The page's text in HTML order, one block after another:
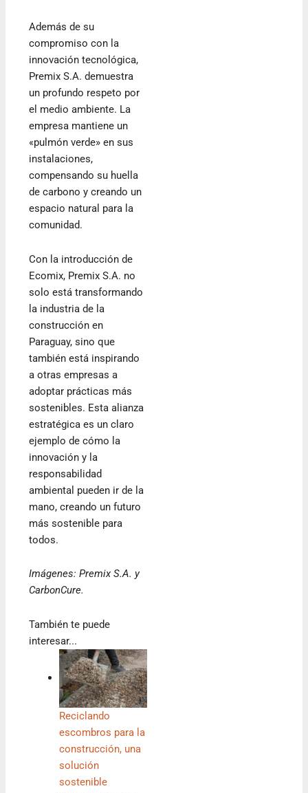
Además de su
compromiso con la
innovación tecnológica,
Premix S.A. demuestra
un profundo respeto por
el medio ambiente. La
empresa mantiene un
«pulmón verde» en sus
instalaciones,
compensando su huella
de carbono y creando un
espacio natural para la
comunidad.
Con la introducción de
Ecomix, Premix S.A. no
solo está transformando
la industria de la
construcción en
Paraguay, sino que
también está inspirando
a otras empresas a
adoptar prácticas más
sostenibles. Esta alianza
estratégica es un claro
ejemplo de cómo la
innovación y la
responsabilidad
ambiental pueden ir de la
mano, creando un futuro
más sostenible para
todos.
Imágenes: Premix S.A. y
CarbonCure.
También te puede
interesar...
Reciclando
escombros para la
construcción, una
solución
sostenible